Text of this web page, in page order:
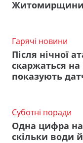
Житомирщини
Гарячі новини
Після нічної
скаржаться
показують
Суботні поради
Одна цифра
скільки води